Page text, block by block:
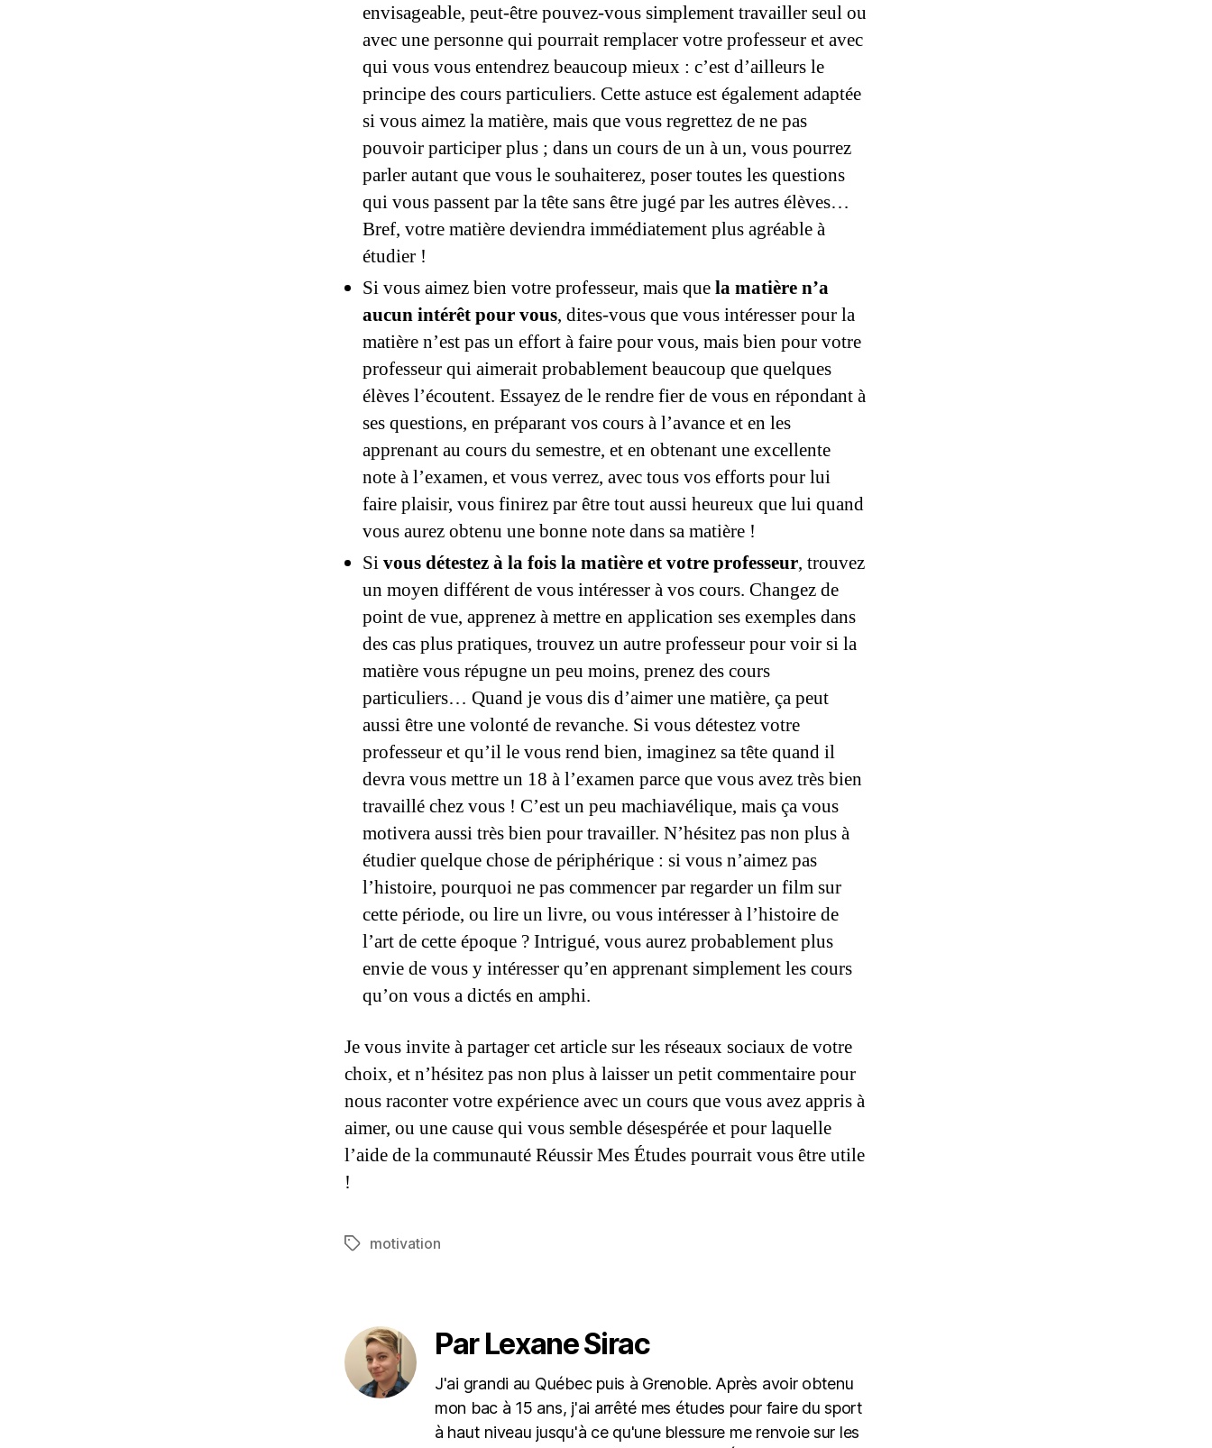
envisageable, peut-être pouvez-vous simplement travailler seul ou
avec une personne qui pourrait remplacer votre professeur et avec
qui vous vous entendrez beaucoup mieux : c’est d’ailleurs le
principe des cours particuliers. Cette astuce est également adaptée
si vous aimez la matière, mais que vous regrettez de ne pas
pouvoir participer plus ; dans un cours de un à un, vous pourrez
parler autant que vous le souhaiterez, poser toutes les questions
qui vous passent par la tête sans être jugé par les autres élèves…
Bref, votre matière deviendra immédiatement plus agréable à
étudier !
Si vous aimez bien votre professeur, mais quela matière n’a
aucun intérêt pour vous, dites-vous que vous intéresser pour la
matière n’est pas un effort à faire pour vous, mais bien pour votre
professeur qui aimerait probablement beaucoup que quelques
élèves l’écoutent. Essayez de le rendre fier de vous en répondant à
ses questions, en préparant vos cours à l’avance et en les
apprenant au cours du semestre, et en obtenant une excellente
note à l’examen, et vous verrez, avec tous vos efforts pour lui
faire plaisir, vous finirez par être tout aussi heureux que lui quand
vous aurez obtenu une bonne note dans sa matière !
Sivous détestez à la fois la matière et votre professeur, trouvez
un moyen différent de vous intéresser à vos cours. Changez de
point de vue, apprenez à mettre en application ses exemples dans
des cas plus pratiques, trouvez un autre professeur pour voir si la
matière vous répugne un peu moins, prenez des cours
particuliers… Quand je vous dis d’aimer une matière, ça peut
aussi être une volonté de revanche. Si vous détestez votre
professeur et qu’il le vous rend bien, imaginez sa tête quand il
devra vous mettre un 18 à l’examen parce que vous avez très bien
travaillé chez vous ! C’est un peu machiavélique, mais ça vous
motivera aussi très bien pour travailler. N’hésitez pas non plus à
étudier quelque chose de périphérique : si vous n’aimez pas
l’histoire, pourquoi ne pas commencer par regarder un film sur
cette période, ou lire un livre, ou vous intéresser à l’histoire de
l’art de cette époque ? Intrigué, vous aurez probablement plus
envie de vous y intéresser qu’en apprenant simplement les cours
qu’on vous a dictés en amphi.
Je vous invite à partager cet article sur les réseaux sociaux de votre
choix, et n’hésitez pas non plus à laisser un petit commentaire pour
nous raconter votre expérience avec un cours que vous avez appris à
aimer, ou une cause qui vous semble désespérée et pour laquelle
l’aide de la communauté Réussir Mes Études pourrait vous être utile
!
Étiquettes
motivation
Par Lexane Sirac
J'ai grandi au Québec puis à Grenoble. Après avoir obtenu
mon bac à 15 ans, j'ai arrêté mes études pour faire du sport
à haut niveau jusqu'à ce qu'une blessure me renvoie sur les